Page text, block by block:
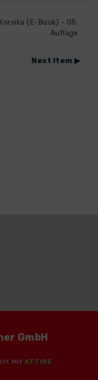
Korsika (E-Book) - 05.
Auflage
Next Item
GmbH
Mit ATTIRE